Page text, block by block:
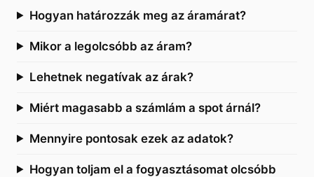
Hogyan határozzák meg az áramárat?
Mikor a legolcsóbb az áram?
Lehetnek negatívak az árak?
Miért magasabb a számlám a spot árnál?
Mennyire pontosak ezek az adatok?
Hogyan toljam el a fogyasztásomat olcsóbb